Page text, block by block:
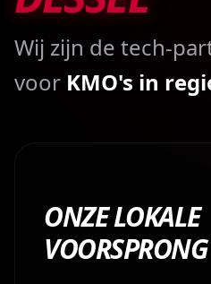
Wij zijn de tech-
voor KMO's in
ONZE LOKALE
VOORSPRONG